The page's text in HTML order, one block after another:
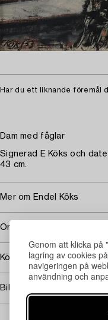
Genom att klicka på
lagring av cookies
navigeringen på
användning och
Har du ett liknande föremål
Dam med fåglar
Signerad E Köks och
43 cm.
Mer om Endel Kõks
Omfattas av följerätt
Köpinformation
Bildrättigheter